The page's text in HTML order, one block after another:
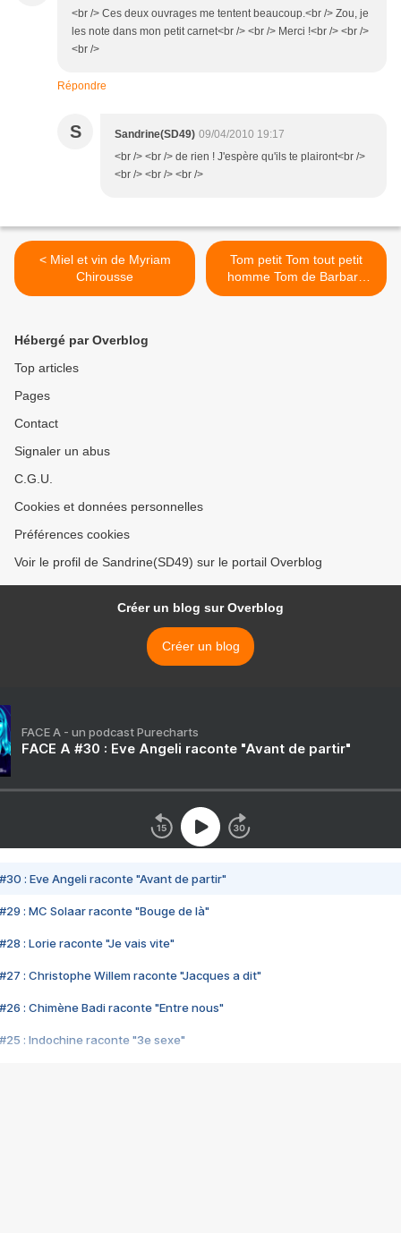
<br /> Ces deux ouvrages me tentent beaucoup.<br /> Zou, je
les note dans mon petit carnet<br /> <br /> Merci !<br /> <br />
<br />
Répondre
S Sandrine(SD49) 09/04/2010 19:17
<br /> <br /> de rien ! J'espère qu'ils te plairont<br />
<br /> <br /> <br />
< Miel et vin de Myriam
Chirousse
Tom petit Tom tout petit
homme Tom de Barbara
Constantine >
Hébergé par Overblog
Top articles
Pages
Contact
Signaler un abus
C.G.U.
Cookies et données personnelles
Préférences cookies
Voir le profil de Sandrine(SD49) sur le portail Overblog
Créer un blog sur Overblog
Créer un blog
FACE A - un podcast Purecharts
FACE A #30 : Eve Angeli raconte "Avant de partir"
#30 : Eve Angeli raconte "Avant de partir"
#29 : MC Solaar raconte "Bouge de là"
#28 : Lorie raconte "Je vais vite"
#27 : Christophe Willem raconte "Jacques a dit"
#26 : Chimène Badi raconte "Entre nous"
#25 : Indochine raconte "3e sexe"